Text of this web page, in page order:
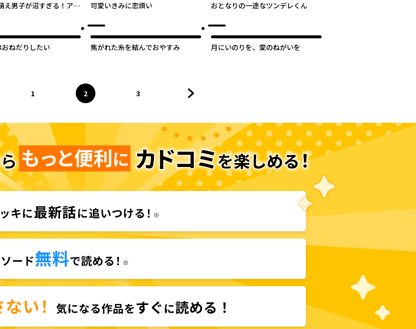
え男子が沼すぎる！アン
可愛いきみに恋煩い おとなりの一途なツンデレくん
ねだりしたい 焦がれた糸を結んでおやすみ 月にいのりを、愛のねがいを
1
ページ
2
へ
3